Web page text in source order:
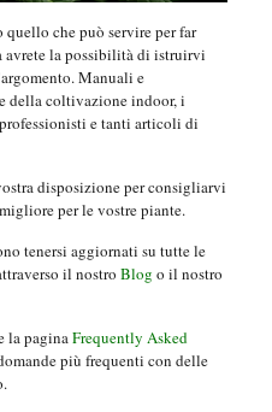
che può servire per far
avrete la possibilità di istruirvi
Manuali e
della coltivazione indoor, i
e tanti articoli di
disposizione per consigliarvi
per le vostre piante.
tenersi aggiornati su tutte le
il nostro Blog o il nostro
la paginaFrequently Asked
più frequenti con delle